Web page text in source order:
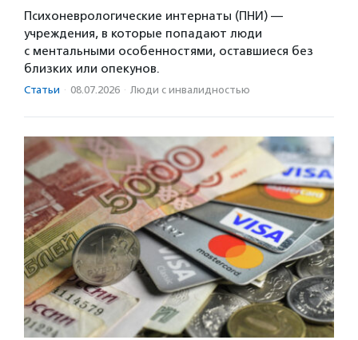
Психоневрологические интернаты (ПНИ) —
учреждения, в которые попадают люди
с ментальными особенностями, оставшиеся без
близких или опекунов.
Статьи · 08.07.2026 · Люди с инвалидностью